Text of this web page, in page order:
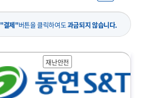
"결제"버튼을 클릭하여도 과금되지 않습니다.
재난안전